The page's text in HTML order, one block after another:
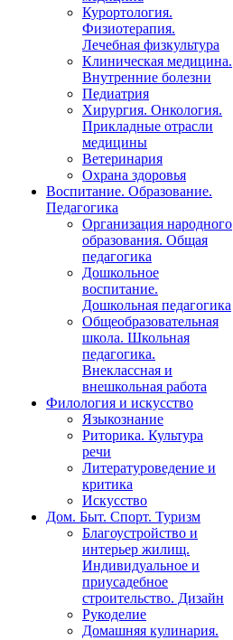
Курортология.
Физиотерапия.
Лечебная физкультура
Клиническая медицина.
Внутренние болезни
Педиатрия
Хирургия. Онкология.
Прикладные отрасли
медицины
Ветеринария
Охрана здоровья
Воспитание. Образование.
Педагогика
Организация народного
образования. Общая
педагогика
Дошкольное
воспитание.
Дошкольная педагогика
Общеобразовательная
школа. Школьная
педагогика.
Внеклассная и
внешкольная работа
Филология и искусство
Языкознание
Риторика. Культура
речи
Литературоведение и
критика
Искусство
Дом. Быт. Спорт. Туризм
Благоустройство и
интерьер жилищ.
Индивидуальное и
приусадебное
строительство. Дизайн
Рукоделие
Домашняя кулинария.